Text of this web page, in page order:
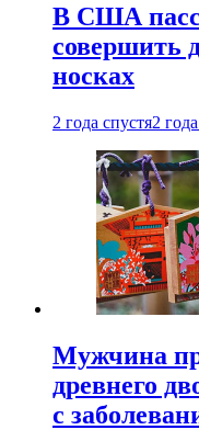
В США
совершить
носках
2 года спустя2
Мужчина
древнего
с